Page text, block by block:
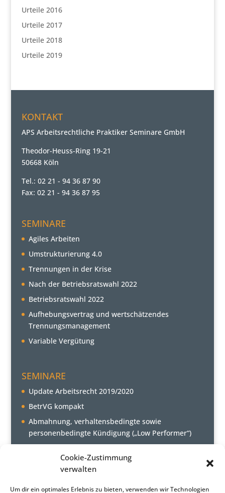
Cookie-Zustimmung
verwalten
Um dir ein optimales Erlebnis zu bieten, verwenden wir Technologien
Urteile 2016
Urteile 2017
Urteile 2018
Urteile 2019
KONTAKT
APS Arbeitsrechtliche Praktiker Seminare GmbH
Theodor-Heuss-Ring 19-21
50668 Köln
Tel.: 02 21 - 94 36 87 90
Fax: 02 21 - 94 36 87 95
SEMINARE
Agiles Arbeiten
Umstrukturierung 4.0
Trennungen in der Krise
Nach der Betriebsratswahl 2022
Betriebsratswahl 2022
Aufhebungsvertrag und wertschätzendes
Trennungsmanagement
Variable Vergütung
SEMINARE
Update Arbeitsrecht 2019/2020
BetrVG kompakt
Abmahnung, verhaltensbedingte sowie
personenbedingte Kündigung („Low Performer“)
AKTUELLE NEWS